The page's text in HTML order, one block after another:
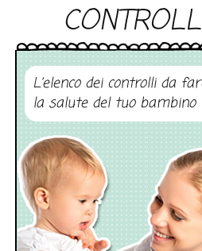
L’elenco dei controlli da
la salute del tuo bambino